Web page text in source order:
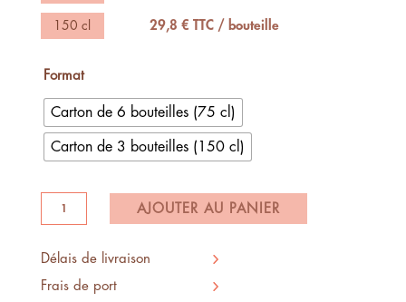
150 cl 29,8 € TTC / bouteille
Format
Carton de 6 bouteilles (75 cl)
Carton de 3 bouteilles (150 cl)
quantité
de
Blanc
rêve
AJOUTER AU PANIER
Délais de livraison
Frais de port